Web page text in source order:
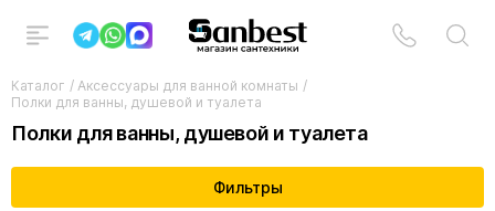
Каталог / Аксессуары для ванной комнаты /
Полки для ванны, душевой и туалета
Полки для ванны, душевой и туалета
Фильтры